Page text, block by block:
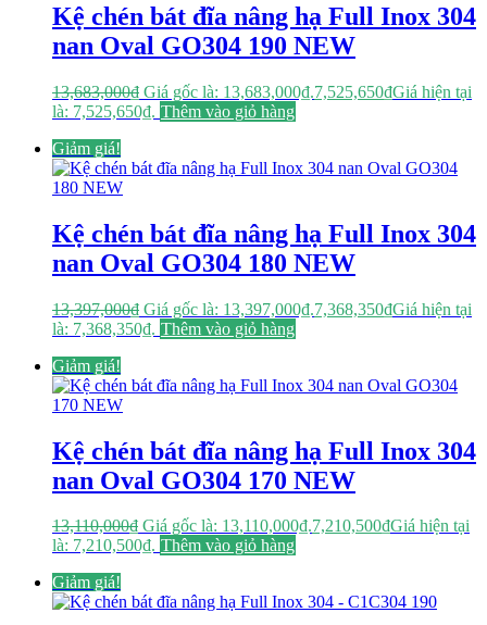
Kệ chén bát đĩa nâng hạ Full Inox 304
nan Oval GO304 190 NEW
13,683,000₫ Giá gốc là: 13,683,000₫.7,525,650₫Giá hiện tại
là: 7,525,650₫. Thêm vào giỏ hàng
Giảm giá!
Kệ chén bát đĩa nâng hạ Full Inox 304
nan Oval GO304 180 NEW
13,397,000₫ Giá gốc là: 13,397,000₫.7,368,350₫Giá hiện tại
là: 7,368,350₫. Thêm vào giỏ hàng
Giảm giá!
Kệ chén bát đĩa nâng hạ Full Inox 304
nan Oval GO304 170 NEW
13,110,000₫ Giá gốc là: 13,110,000₫.7,210,500₫Giá hiện tại
là: 7,210,500₫. Thêm vào giỏ hàng
Giảm giá!